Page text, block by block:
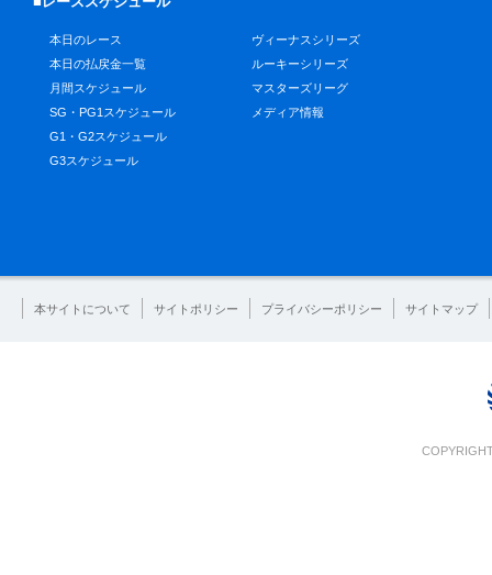
本日のレース
本日の払戻金一覧
月間スケジュール
SG・PG1スケジュール
G1・G2スケジュール
G3スケジュール
ヴィーナスシリーズ
ルーキーシリーズ
マスターズリーグ
メディア情報
本サイトについて サイトポリシー プライバシーポリシー サイトマップ